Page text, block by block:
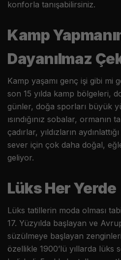
konforla tanışabilirsiniz.
Kamp
Dayanılmaz
Kamp yaşamı genç işi gibi mi
son 15 yılda kamp bölgeleri,
günler, doğa sporları büyük
ısındığınız sobalar, ormanın
çadırlar, yıldızların
sever için çok daha doğal,
geliyor.
Lüks Her Yerde
Lüks tatillerin moda olması
17. Yüzyılda başlayan ve
süzülmeye başlayan
özellikle 1900’lü yıllarda lüks